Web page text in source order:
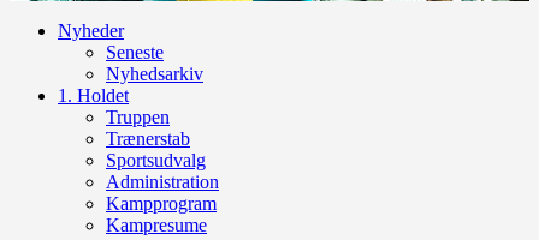
Nyheder
Seneste
Nyhedsarkiv
1. Holdet
Truppen
Trænerstab
Sportsudvalg
Administration
Kampprogram
Kampresume